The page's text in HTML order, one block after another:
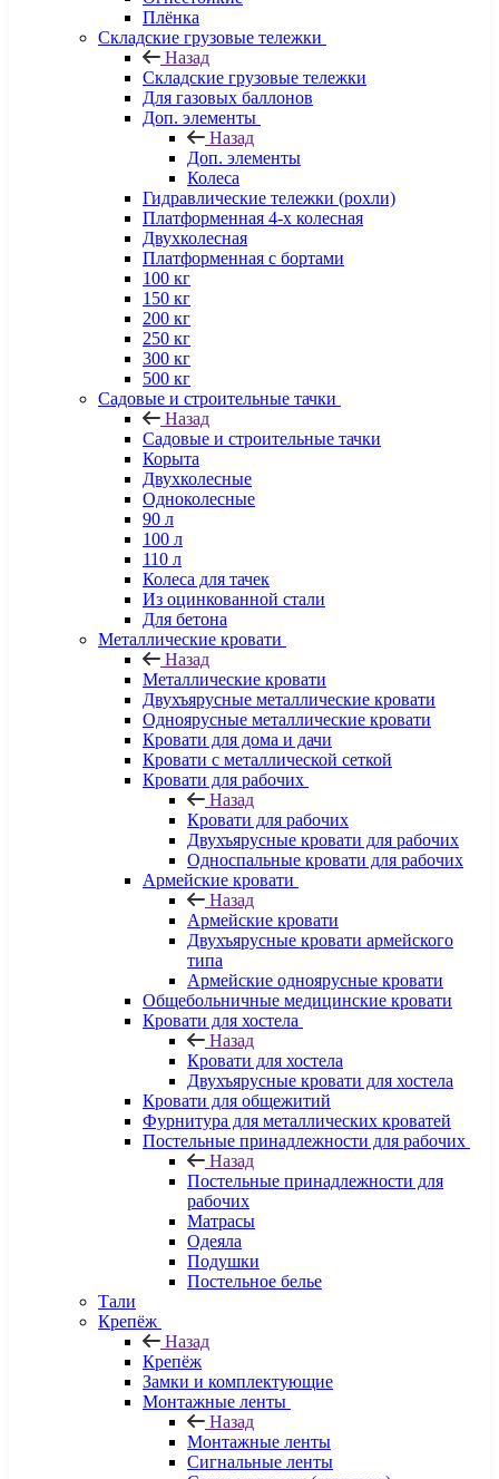
Плёнка
Складские грузовые тележки
Назад
Складские грузовые тележки
Для газовых баллонов
Доп. элементы
Назад
Доп. элементы
Колеса
Гидравлические тележки (рохли)
Платформенная 4-х колесная
Двухколесная
Платформенная с бортами
100 кг
150 кг
200 кг
250 кг
300 кг
500 кг
Садовые и строительные тачки
Назад
Садовые и строительные тачки
Корыта
Двухколесные
Одноколесные
90 л
100 л
110 л
Колеса для тачек
Из оцинкованной стали
Для бетона
Металлические кровати
Назад
Металлические кровати
Двухъярусные металлические кровати
Одноярусные металлические кровати
Кровати для дома и дачи
Кровати с металлической сеткой
Кровати для рабочих
Назад
Кровати для рабочих
Двухъярусные кровати для рабочих
Односпальные кровати для рабочих
Армейские кровати
Назад
Армейские кровати
Двухъярусные кровати армейского
типа
Армейские одноярусные кровати
Общебольничные медицинские кровати
Кровати для хостела
Назад
Кровати для хостела
Двухъярусные кровати для хостела
Кровати для общежитий
Фурнитура для металлических кроватей
Постельные принадлежности для рабочих
Назад
Постельные принадлежности для
рабочих
Матрасы
Одеяла
Подушки
Постельное белье
Тали
Крепёж
Назад
Крепёж
Замки и комплектующие
Монтажные ленты
Назад
Монтажные ленты
Сигнальные ленты